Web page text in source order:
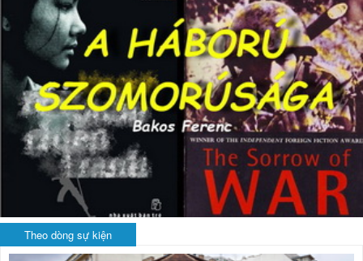
Theo dòng sự kiện